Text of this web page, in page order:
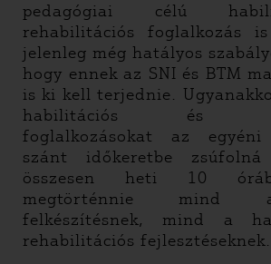
pedagógiai célú
rehabilitációs foglalkozás
jelenleg még hatályos
hogy ennek az SNI és BTM
is ki kell terjednie.
habilitációs és
foglalkozásokat az egyéni
szánt időkeretbe
összesen heti 10
megtörténnie mind
felkészítésnek, mind a
rehabilitációs fejlesztéseknek.